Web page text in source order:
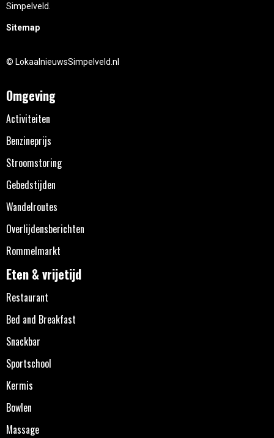
Simpelveld.
Sitemap
© LokaalnieuwsSimpelveld.nl
Omgeving
Activiteiten
Benzineprijs
Stroomstoring
Gebedstijden
Wandelroutes
Overlijdensberichten
Rommelmarkt
Eten & vrijetijd
Restaurant
Bed and Breakfast
Snackbar
Sportschool
Kermis
Bowlen
Massage